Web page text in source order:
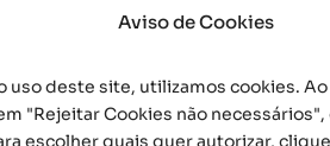
Aviso de Cookies
uso deste site, utilizamos cookies.
"Rejeitar Cookies não
escolher quais quer autorizar,
Família da Esperança,Família dos
(10) a visita...